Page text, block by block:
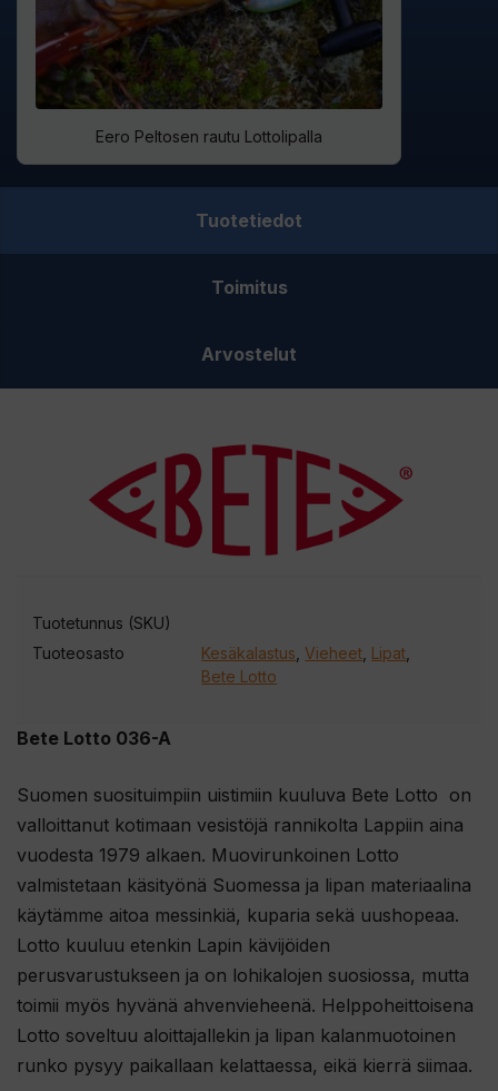
Eero Peltosen rautu Lottolipalla
Tuotetiedot
Toimitus
Arvostelut
Bete Lotto 036-A
Suomen suosituimpiin uistimiin kuuluva Bete Lotto on
valloittanut kotimaan vesistöjä rannikolta Lappiin aina
vuodesta 1979 alkaen. Muovirunkoinen Lotto
valmistetaan käsityönä Suomessa ja lipan materiaalina
käytämme aitoa messinkiä, kuparia sekä uushopeaa.
Lotto kuuluu etenkin Lapin kävijöiden
perusvarustukseen ja on lohikalojen suosiossa, mutta
toimii myös hyvänä ahvenvieheenä. Helppoheittoisena
Lotto soveltuu aloittajallekin ja lipan kalanmuotoinen
runko pysyy paikallaan kelattaessa, eikä kierrä siimaa.
Tuotetunnus (SKU)
Tuoteosasto
Kesäkalastus ,Vieheet Lipat
Bete Lotto